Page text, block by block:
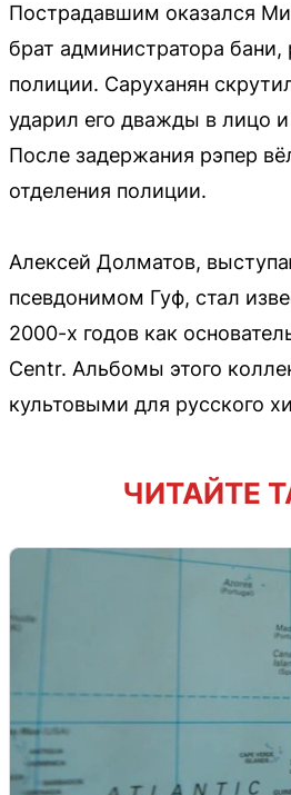
Пострадавшим оказался
брат администратора
полиции. Саруханян
ударил его дважды в лицо
После задержания рэпер
отделения полиции.
Алексей Долматов,
псевдонимом Гуф, стал
2000-х годов как
Centr. Альбомы этого
культовыми для русского
ЧИТАЙТЕ